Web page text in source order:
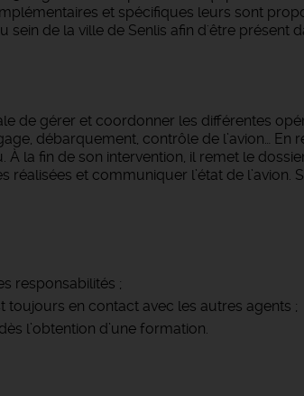
et spécifiques leurs sont
de la ville de Senlis afin d'être présent
de gérer et coordonner les différentes
débarquement, contrôle de l’avion…
la fin de son intervention, il remet le
et communiquer l’état de l’avion.
responsabilités ;
toujours en contact avec les autres agents ;
l’obtention d’une formation.